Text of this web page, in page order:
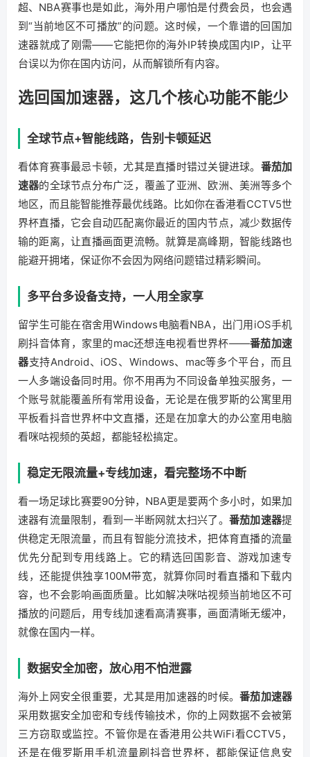
超、NBA赛事也是如此，海外用户哪怕是付费会员，也会遇
到“当前地区不可播放”的问题。这时候，一个靠谱的回国加
速器就成了刚需——它能把你的海外IP转换成国内IP，让平
台误以为你在国内访问，从而解锁所有内容。
选回国加速器，这几个核心功能不能少
全球节点+智能线路，告别卡顿延迟
看体育赛事最忌卡顿，尤其是直播时错过关键进球。 番茄加
速器的全球节点分布广泛，覆盖了亚洲、欧洲、美洲等多个
地区，而且能智能推荐最优线路。比如你在香港看CCTV5世
界杯直播，它会自动匹配离你最近的国内节点，减少数据传
输的距离，让直播画面更流畅。就算是高峰期，智能线路也
能避开拥堵，保证你不会因为网络问题错过精彩瞬间。
多平台多设备支持，一人用全家享
留学生可能在宿舍用Windows电脑看NBA，出门用iOS手机
刷抖音体育，家里的mac还想连电视看世界杯——番茄加速
器支持Android、iOS、Windows、mac等多个平台，而且
一人多端设备同时用。你不用再为不同设备单独买服务，一
个账号就能覆盖所有常用设备，无论是在俄罗斯的公寓里用
平板看抖音世界杯中文直播，还是在加拿大的办公室用电脑
看咪咕视频的英超，都能轻松搞定。
稳定无限流量+专线加速，看完整场不中断
看一场足球比赛要90分钟，NBA更是要两个多小时，如果加
速器有流量限制，看到一半断网就太扫兴了。 番茄加速器提
供稳定无限流量，而且有智能分流技术，把体育直播的流量
优先分配到专用线路上。它的精选回国影音、游戏加速专
线，还能提供独享100M带宽，就算你同时看直播和下载内
容，也不会影响画面质量。比如解决咪咕视频当前地区不可
播放的问题后，用专线加速看高清赛事，画面清晰无缓冲，
就像在国内一样。
数据安全加密，放心用不怕泄露
海外上网安全很重要，尤其是用加速器的时候。番茄加速器
采用数据安全加密和专线传输技术，你的上网数据不会被第
三方窃取或监控。不管你是在香港用公共WiFi看CCTV5，
还是在俄罗斯用手机流量刷抖音世界杯，都能保证信息安